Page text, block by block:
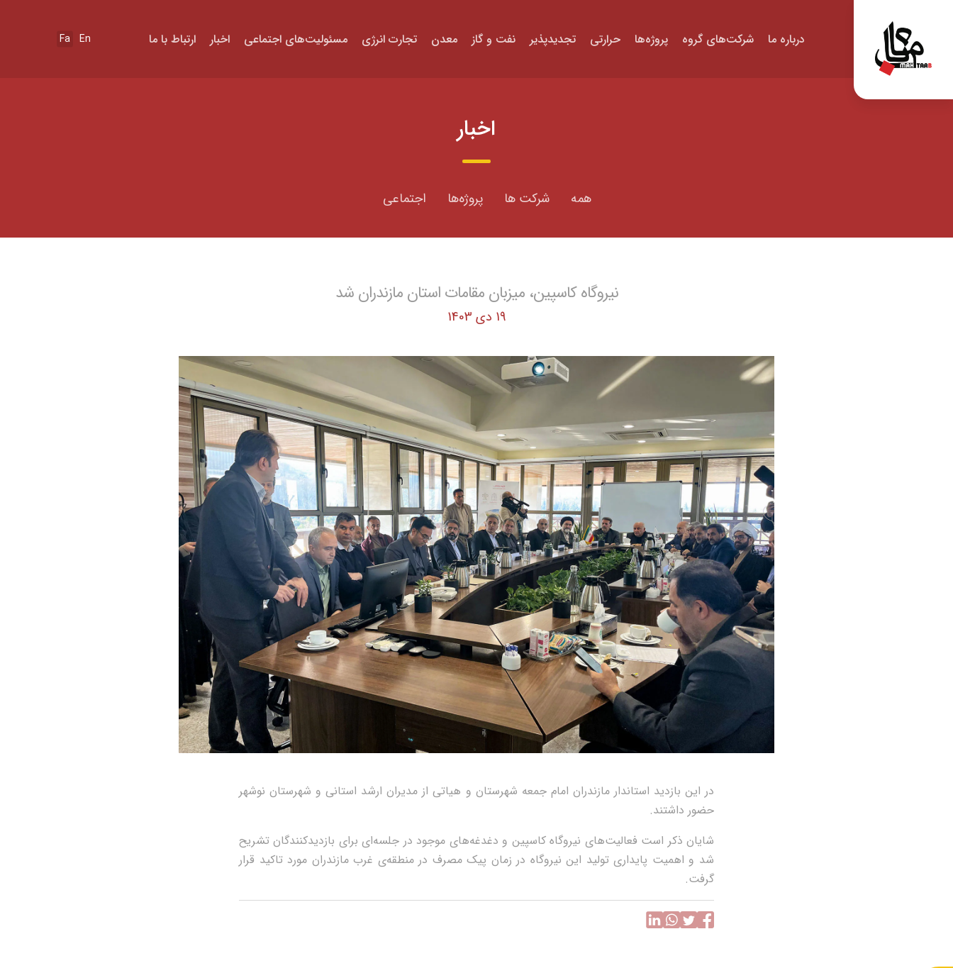
En
Fa درباره ما شرکت‌های گروه پروژه‌ها حرارتی تجدیدپذیر نفت و گاز معدن تجارت انرژی مسئولیت‌های اجتماعی اخبار ارتباط با ما
اخبار
همه شرکت ها پروژه‌ها اجتماعی
نیروگاه کاسپین، میزبان مقامات استان مازندران شد
19 دی 1403
در این بازدید استاندار مازندران امام جمعه شهرستان و هیاتی از مدیران ارشد استانی و شهرستان نوشهر
حضور داشتند.
شایان ذکر است فعالیت‌های نیروگاه کاسپین و دغدغه‌های موجود در جلسه‌ای برای بازدیدکنندگان تشریح
شد و اهمیت پایداری تولید این نیروگاه در زمان پیک مصرف در منطقه‌ی غرب مازندران مورد تاکید قرار
گرفت.